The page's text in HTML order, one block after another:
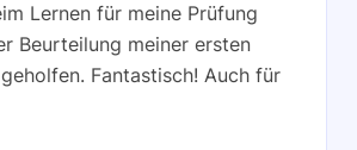
Lernen für meine Prüfung
Beurteilung meiner ersten
Fantastisch! Auch für